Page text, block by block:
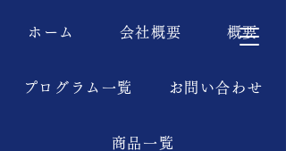
ホーム 会社概要 概要
プログラム一覧 お問い合わせ
商品一覧